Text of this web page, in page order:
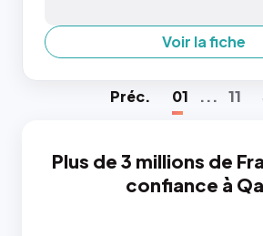
Voir la fiche
Préc. 01 ... 11
Plus de 3 millions de
confiance à